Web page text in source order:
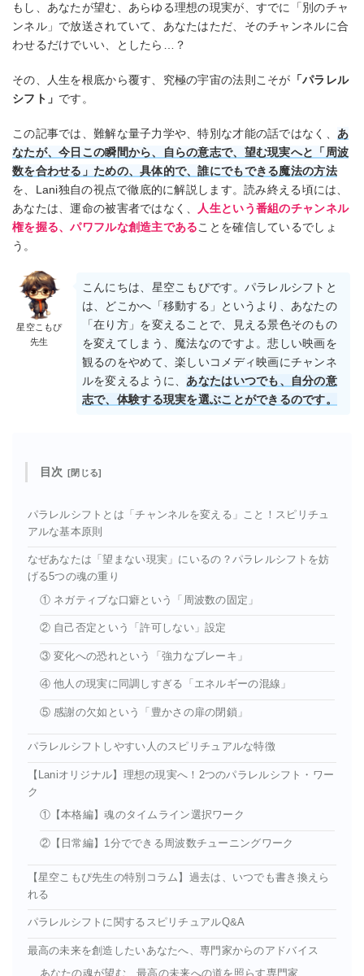
もし、あなたが望む、あらゆる理想の現実が、すでに「別のチャ
ンネル」で放送されていて、あなたはただ、そのチャンネルに合
わせるだけでいい、としたら…？
その、人生を根底から覆す、究極の宇宙の法則こそが 「パラレル
シフト」 です。
この記事では、難解な量子力学や、特別な才能の話ではなく、 あ
なたが、今日この瞬間から、自らの意志で、望む現実へと「周波
数を合わせる」ための、具体的で、誰にでもできる魔法の方法
を、Lani独自の視点で徹底的に解説します。読み終える頃には、
あなたは、運命の被害者ではなく、
人生という番組のチャンネル
権を握る、パワフルな創造主であることを確信しているでしょ
う。
星空こもぴ
先生
こんにちは、星空こもぴです。パラレルシフトと
は、どこかへ「移動する」というより、あなたの
「在り方」を変えることで、見える景色そのもの
を変えてしまう、魔法なのですよ。悲しい映画を
観るのをやめて、楽しいコメディ映画にチャンネ
ルを変えるように、あなたはいつでも、自分の意
志で、体験する現実を選ぶことができるのです。
目次
パラレルシフトとは「チャンネルを変える」こと！スピリチュ
アルな基本原則
なぜあなたは「望まない現実」にいるの？パラレルシフトを妨
げる5つの魂の重り
① ネガティブな口癖という「周波数の固定」
② 自己否定という「許可しない」設定
③ 変化への恐れという「強力なブレーキ」
④ 他人の現実に同調しすぎる「エネルギーの混線」
⑤ 感謝の欠如という「豊かさの扉の閉鎖」
パラレルシフトしやすい人のスピリチュアルな特徴
【Laniオリジナル】理想の現実へ！2つのパラレルシフト・ワー
ク
①【本格編】魂のタイムライン選択ワーク
②【日常編】1分でできる周波数チューニングワーク
【星空こもぴ先生の特別コラム】過去は、いつでも書き換えら
れる
パラレルシフトに関するスピリチュアルQ&A
最高の未来を創造したいあなたへ、専門家からのアドバイス
あなたの魂が望む、最高の未来への道を照らす専門家